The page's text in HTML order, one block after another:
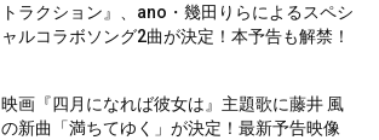
トラクション』、ano・幾田りらによるスペシ
ャルコラボソング2曲が決定！本予告も解禁！
映画『四月になれば彼女は』主題歌に藤井 風
の新曲「満ちてゆく」が決定！最新予告映像